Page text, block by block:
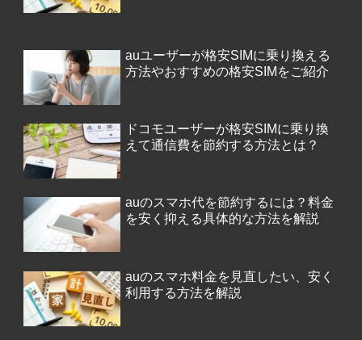
auユーザーが格安SIMに乗り換える
方法やおすすめの格安SIMをご紹介
ドコモユーザーが格安SIMに乗り換
えて通信費を節約する方法とは？
auのスマホ代を節約するには？料金
を安く抑える具体的な方法を解説
auのスマホ料金を見直したい、安く
利用する方法を解説